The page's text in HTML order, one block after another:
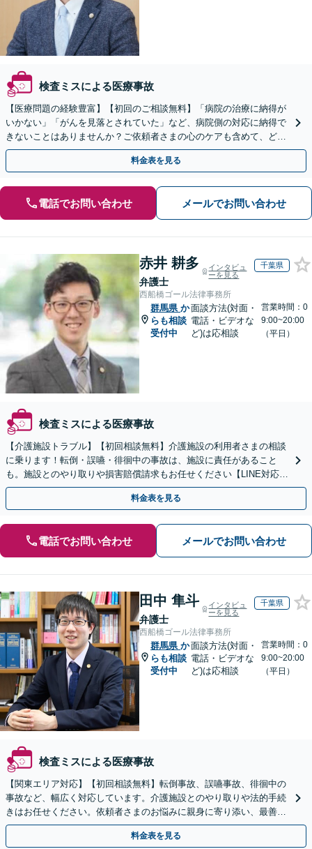
検査ミスによる医療事故
【医療問題の経験豊富】【初回のご相談無料】「病院の治療に納得が
いかない」「がんを見落とされていた」など、病院側の対応に納得で
きないことはありませんか？ご依頼者さまの心のケアも含めて、どん
な案件にも向き合います【休日の対応可能】
料金表を見る
電話でお問い合わせ メールでお問い合わせ
赤井 耕多
弁護士
インタビュ
ーを見る
千葉県
西船橋ゴール法律事務所
群馬県 か
らも相談
受付中
面談方法(対面・
電話・ビデオな
ど)は応相談
営業時間：0
9:00~20:00
（平日）
検査ミスによる医療事故
【介護施設トラブル】【初回相談無料】介護施設の利用者さまの相談
に乗ります！転倒・誤嚥・徘徊中の事故は、施設に責任があること
も。施設とのやり取りや損害賠償請求もお任せください【LINE対応
可】【夜間・休日面談可】【関東エリア対応】
料金表を見る
電話でお問い合わせ メールでお問い合わせ
田中 隼斗
弁護士
インタビュ
ーを見る
千葉県
西船橋ゴール法律事務所
群馬県 か
らも相談
受付中
面談方法(対面・
電話・ビデオな
ど)は応相談
営業時間：0
9:00~20:00
（平日）
検査ミスによる医療事故
【関東エリア対応】【初回相談無料】転倒事故、誤嚥事故、徘徊中の
事故など、幅広く対応しています。介護施設とのやり取りや法的手続
きはお任せください。依頼者さまのお悩みに親身に寄り添い、最善の
結果が得られるように尽力いたします。
料金表を見る